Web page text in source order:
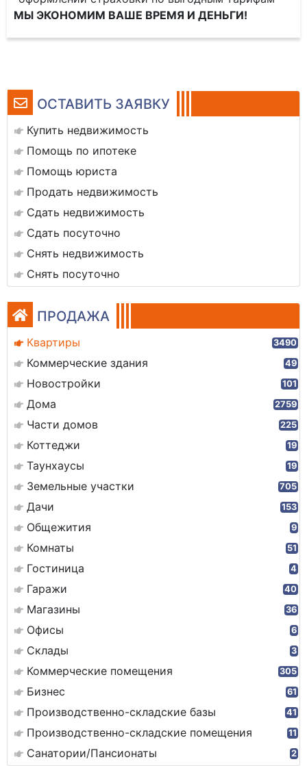
ОСТАВИТЬ ЗАЯВКУ
Купить недвижимость
Помощь по ипотеке
Помощь юриста
Продать недвижимость
Сдать недвижимость
Сдать посуточно
Снять недвижимость
Снять посуточно
ПРОДАЖА
Квартиры 3490
Коммерческие здания 49
Новостройки 101
Дома 2759
Части домов 225
Коттеджи 19
Таунхаусы 19
Земельные участки 705
Дачи 153
Общежития 9
Комнаты 51
Гостиница 4
Гаражи 40
Магазины 36
Офисы 6
Склады 3
Коммерческие помещения 305
Бизнес 61
Производственно-складские базы 41
Производственно-складские помещения 11
Санатории/Пансионаты 2
МЫ ЭКОНОМИМ ВАШЕ ВРЕМЯ И ДЕНЬГИ!